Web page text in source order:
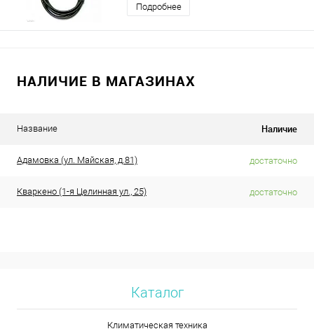
Подробнее
НАЛИЧИЕ В МАГАЗИНАХ
Название Наличие
Адамовка (ул. Майская, д.81) достаточно
Кваркено (1-я Целинная ул., 25) достаточно
Каталог
Климатическая техника